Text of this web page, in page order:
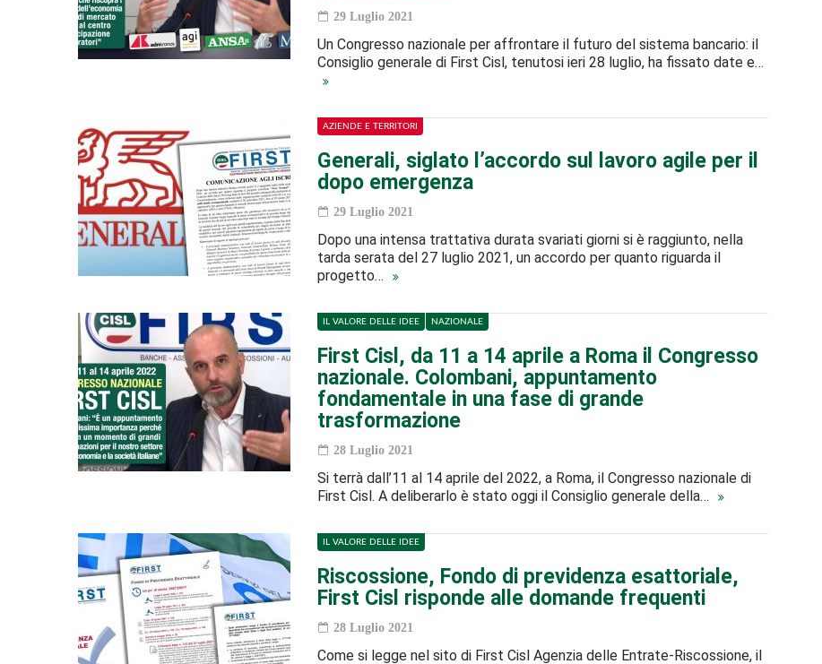
29 Luglio 2021
Un Congresso nazionale per affrontare il futuro del sistema bancario: il
Consiglio generale di First Cisl, tenutosi ieri 28 luglio, ha fissato date e…
AZIENDE E TERRITORI
Generali, siglato l’accordo sul lavoro agile per il
dopo emergenza
29 Luglio 2021
Dopo una intensa trattativa durata svariati giorni si è raggiunto, nella
tarda serata del 27 luglio 2021, un accordo per quanto riguarda il
progetto…
IL VALORE DELLE IDEE NAZIONALE
First Cisl, da 11 a 14 aprile a Roma il Congresso
nazionale. Colombani, appuntamento
fondamentale in una fase di grande
trasformazione
28 Luglio 2021
Si terrà dall’11 al 14 aprile del 2022, a Roma, il Congresso nazionale di
First Cisl. A deliberarlo è stato oggi il Consiglio generale della…
IL VALORE DELLE IDEE
Riscossione, Fondo di previdenza esattoriale,
First Cisl risponde alle domande frequenti
28 Luglio 2021
Come si legge nel sito di First Cisl Agenzia delle Entrate-Riscossione, il